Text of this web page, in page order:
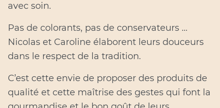
avec soin.
Pas de colorants, pas de conservateurs …
Nicolas et Caroline élaborent leurs douceurs
dans le respect de la tradition.
C’est cette envie de proposer des produits de
qualité et cette maîtrise des gestes qui font la